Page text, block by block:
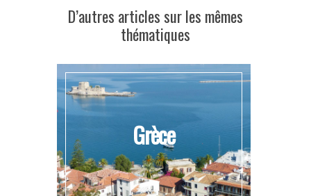
D’autres articles sur les mêmes
thématiques
Grèce